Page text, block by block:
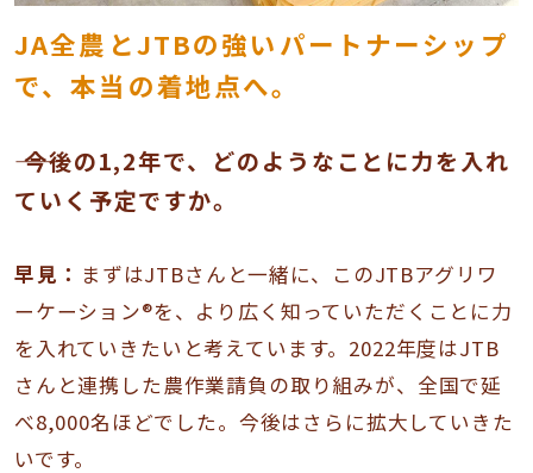
JA全農とJTBの強いパートナーシップ
で、本当の着地点へ。
―― 今後の1,2年で、どのようなことに力を入れ
ていく予定ですか。
早見： まずはJTBさんと一緒に、このJTBアグリワ
ーケーション®を、より広く知っていただくことに力
を入れていきたいと考えています。2022年度はJTB
さんと連携した農作業請負の取り組みが、全国で延
べ8,000名ほどでした。今後はさらに拡大していきた
いです。